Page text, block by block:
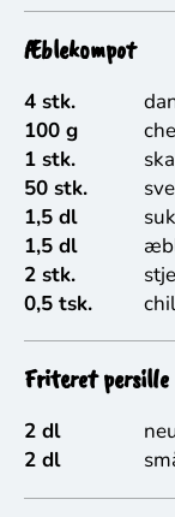
Æblekompot
4 stk.
100 g
1 stk.
50 stk.
1,5 dl
1,5 dl
2 stk.
0,5 tsk.
Friteret persille
2 dl
2 dl